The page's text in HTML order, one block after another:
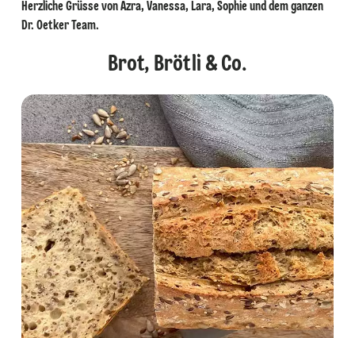
Herzliche Grüsse von Azra, Vanessa, Lara, Sophie und dem ganzen
Dr. Oetker Team.
Brot, Brötli & Co.